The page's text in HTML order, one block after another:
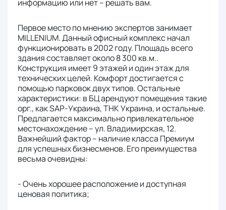
информацию или нет – решать вам.
Первое место по мнению экспертов занимает
MILLENIUM. Данный офисный комплекс начал
функционировать в 2002 году. Площадь всего
здания составляет около 8 300 кв.м..
Конструкция имеет 9 этажей и один этаж для
технических целей. Комфорт достигается с
помощью парковок двух типов. Остальные
характеристики: в БЦ арендуют помещения такие
орг., как SAP-Украина, ТНК Украина, и остальные.
Предлагается максимально привлекательное
местонахождение – ул. Владимирская, 12.
Важнейший фактор – наличие класса Премиум
для успешных бизнесменов. Его преимущества
весьма очевидны:
- Очень хорошее расположение и доступная
ценовая политика;